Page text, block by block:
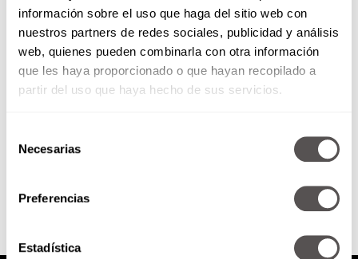
información sobre el uso que haga del sitio web con
nuestros partners de redes sociales, publicidad y análisis
web, quienes pueden combinarla con otra información
que les haya proporcionado o que hayan recopilado a
partir del uso que haya hecho de sus servicios.
Necesarias
Preferencias
Estadística
Las preguntas más difíciles en
una entrevista de trabajo
El 80% de candidatos no se
quedan con el trabajo por culpa
de una mala entrevista.